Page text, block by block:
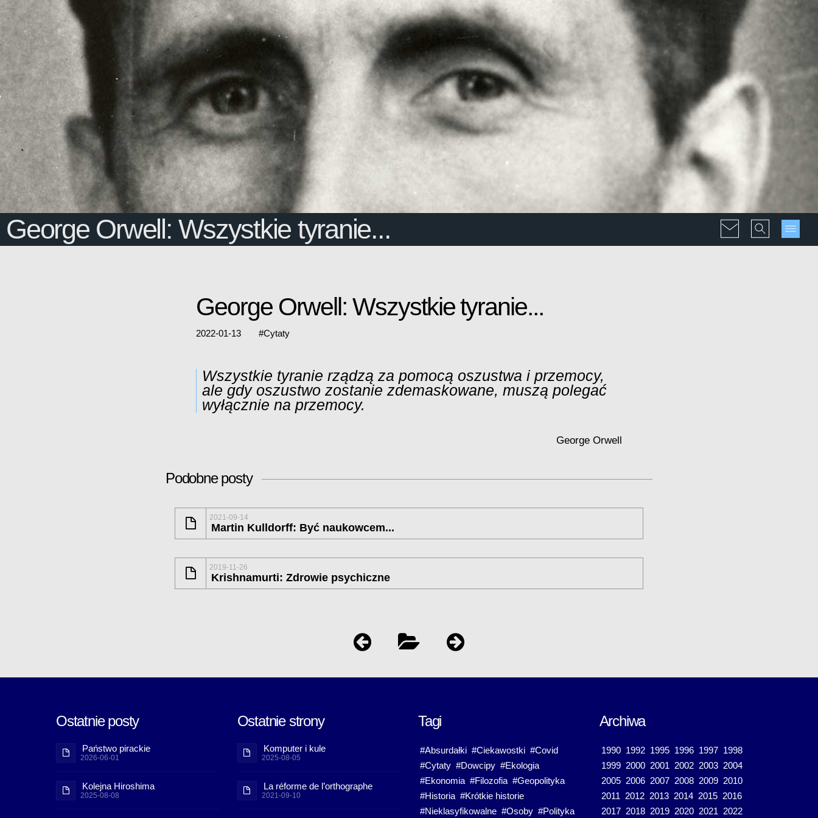
George Orwell: Wszystkie tyranie...
George Orwell: Wszystkie tyranie...
2022-01-13 #Cytaty
Wszystkie tyranie rządzą za pomocą oszustwa i przemocy,
ale gdy oszustwo zostanie zdemaskowane, muszą polegać
wyłącznie na przemocy.
George Orwell
Podobne posty
2021-09-14
Martin Kulldorff: Być naukowcem...
2019-11-26
Krishnamurti: Zdrowie psychiczne
Ostatnie posty
Państwo pirackie
2026-06-01
Kolejna Hiroshima
2025-08-08
Ostatnie strony
Komputer i kule
2025-08-05
La réforme de l’orthographe
2021-09-10
Tagi
#Absurdałki #Ciekawostki #Covid
#Cytaty #Dowcipy #Ekologia
#Ekonomia #Filozofia #Geopolityka
#Historia #Krótkie historie
#Nieklasyfikowalne #Osoby #Polityka
Archiwa
1990 1992 1995 1996 1997 1998
1999 2000 2001 2002 2003 2004
2005 2006 2007 2008 2009 2010
2011 2012 2013 2014 2015 2016
2017 2018 2019 2020 2021 2022